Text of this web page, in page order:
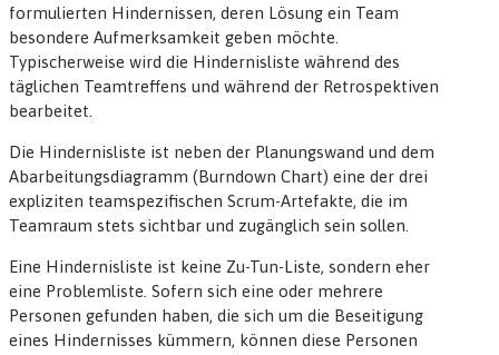
formulierten Hindernissen, deren Lösung ein Team
besondere Aufmerksamkeit geben möchte.
Typischerweise wird die Hindernisliste während des
täglichen Teamtreffens und während der Retrospektiven
bearbeitet.
Die Hindernisliste ist neben der Planungswand und dem
Abarbeitungsdiagramm (Burndown Chart) eine der drei
expliziten teamspezifischen Scrum-Artefakte, die im
Teamraum stets sichtbar und zugänglich sein sollen.
Eine Hindernisliste ist keine Zu-Tun-Liste, sondern eher
eine Problemliste. Sofern sich eine oder mehrere
Personen gefunden haben, die sich um die Beseitigung
eines Hindernisses kümmern, können diese Personen